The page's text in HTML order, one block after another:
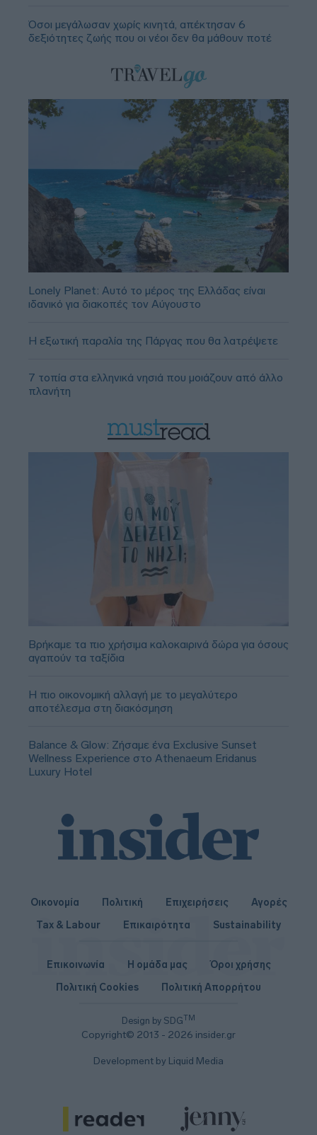
Όσοι μεγάλωσαν χωρίς κινητά, απέκτησαν 6
δεξιότητες ζωής που οι νέοι δεν θα μάθουν ποτέ
Lonely Planet: Αυτό το μέρος της Ελλάδας είναι
ιδανικό για διακοπές τον Αύγουστο
Η εξωτική παραλία της Πάργας που θα λατρέψετε
7 τοπία στα ελληνικά νησιά που μοιάζουν από άλλο
πλανήτη
Βρήκαμε τα πιο χρήσιμα καλοκαιρινά δώρα για όσους
αγαπούν τα ταξίδια
Η πιο οικονομική αλλαγή με το μεγαλύτερο
αποτέλεσμα στη διακόσμηση
Balance & Glow: Ζήσαμε ένα Exclusive Sunset
Wellness Experience στο Athenaeum Eridanus
Luxury Hotel
Οικονομία Πολιτική Επιχειρήσεις
Αγορές
Tax & Labour
Επικαιρότητα Sustainability
Design by SDGTM
Copyright© 2013 - 2026 insider.gr
Επικοινωνία Η ομάδα μας
Όροι χρήσης
Πολιτική Cookies
Πολιτική Απορρήτου
Development by Liquid Media